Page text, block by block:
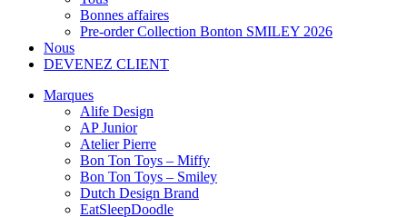
Bonnes affaires
Pre-order Collection Bonton SMILEY 2026
Nous
DEVENEZ CLIENT
Marques
Alife Design
AP Junior
Atelier Pierre
Bon Ton Toys – Miffy
Bon Ton Toys – Smiley
Dutch Design Brand
EatSleepDoodle